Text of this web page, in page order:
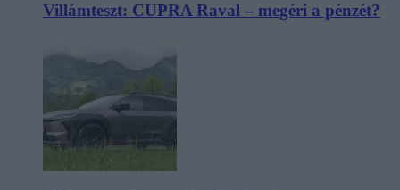
Villámteszt: CUPRA Raval – megéri a pénzét?